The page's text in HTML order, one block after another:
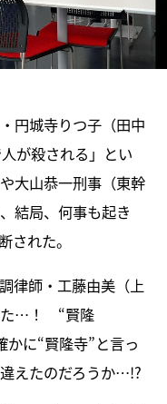
円城寺りつ子（田中
が殺される」とい
大山恭一刑事（東幹
結局、何事も起き
された。
律師・工藤由美（上
た…！ “賢隆
に“賢隆寺”と言っ
えたのだろうか…!?